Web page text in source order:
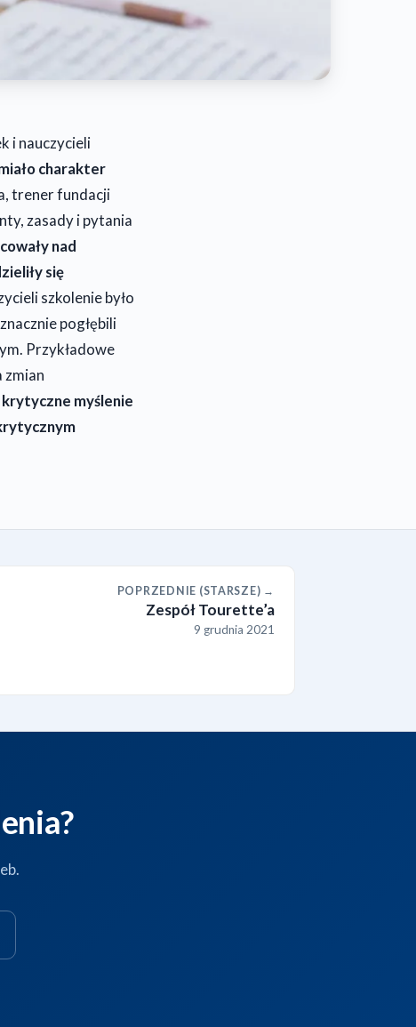
i nauczycieli
charakter
trener fundacji
zasady i pytania
nad
się
szkolenie było
pogłębili
Przykładowe
zmian
krytyczne myślenie
POPRZEDNIE (STARSZE) →
Zespół Tourette’a
9 grudnia 2021